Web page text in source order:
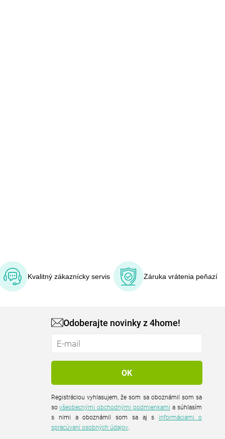
Kvalitný zákaznícky servis Záruka vrátenia peňazí
Odoberajte novinky z 4home!
Registráciou vyhlasujem, že som sa oboznámil som sa
sovšeobecnými obchodnými podmienkami a súhlasím
s nimi a oboznámil som sa aj s informáciami o
spracúvaní osobných údajov.